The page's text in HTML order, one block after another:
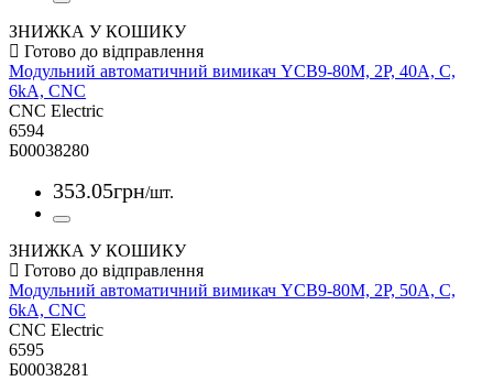
ЗНИЖКА У КОШИКУ
Модульний автоматичний вимикач YCB9-80M, 2Р, 40А, С,
6kА, CNC
CNC Electric
6594
Б00038280
353.05грн/шт.
ЗНИЖКА У КОШИКУ
Модульний автоматичний вимикач YCB9-80M, 2Р, 50А, С,
6kА, CNC
CNC Electric
6595
Б00038281